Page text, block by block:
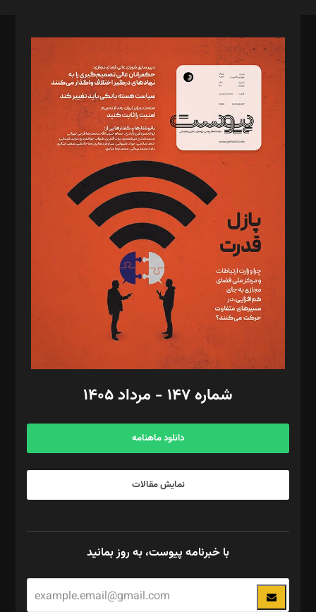
مدیر مسئول: محمدباقر اثنی‌عشری
سردبیر: مهرک محمودی
دبیر تحریریه: میثم قاسمی
د‌بیر ناداستان: سمانه سمیع
د‌بیر خدمت و تجارت: ابوالفضل رجبی
د‌بیر حقوق فناوری: حسام‌الدین ایپکچی
د‌بیر پیوست جهان: مینا پاکدل
د‌بیر تحریریه آنلاین: بابک نقاش
تحریریه‌: مجتبی محمود‌ی، آرش برهمند، یسنا امان‌پور، سروش کرمیان،
مصطفی مسجدی آرانی، ابوالفضل رجبی، زهرا فکرانه، فائزه فتحی
رستمی،مصطفی باستان
ویرایش: نگار استاد‌‌آقا
طراح یونیفرم: مجید توکلی
فیلمبرداری و عکاسی: امیر شفیعی، مانی لطفی زاده
گرافیک و صفحه‌آرایی: سید‌سبحان‌علی ثابت
مد‌یر توسعه تجاری: کامبیز برید‌
امور مالی: شاپور رهبری، محمد‌ کاظمی‌نیا
آگهی و مشترکین: ۰۹۱۹۹۹۹۰۴۵۴
شماره ۱۴۷ - مرداد ۱۴۰۵
دانلود ماهنامه
نمایش مقالات
با خبرنامه پیوست، به روز بمانید